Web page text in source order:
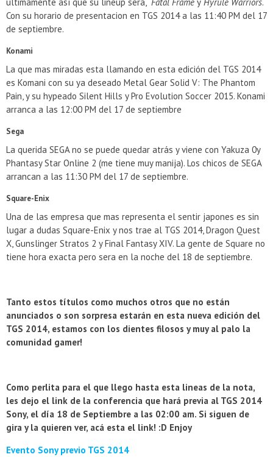
Con su horario de presentacion en TGS 2014 a las 11:40 PM del 17
de septiembre.
Konami
La que mas miradas esta llamando en esta edición del TGS 2014
es Komani con su ya deseado Metal Gear Solid V: The Phantom
Pain, y su hypeado Silent Hills y Pro Evolution Soccer 2015. Konami
arranca a las 12:00 PM del 17 de septiembre
Sega
La querida SEGA no se puede quedar atrás y viene con Yakuza 0y
Phantasy Star Online 2 (me tiene muy manija). Los chicos de SEGA
arrancan a las 11:30 PM del 17 de septiembre.
Square-Enix
Una de las empresa que mas representa el sentir japones es sin
lugar a dudas Square-Enix y nos trae al TGS 2014, Dragon Quest
X, Gunslinger Stratos 2 y Final Fantasy XIV. La gente de Square no
tiene hora exacta pero sera en la noche del 18 de septiembre.
Tanto estos títulos como muchos otros que no están
anunciados o son sorpresa estarán en esta nueva edición del
TGS 2014, estamos con los dientes filosos y muy al palo la
comunidad gamer!
Como perlita para el que llego hasta esta lineas de la nota,
les dejo el link de la conferencia que hará previa al TGS 2014
Sony, el día 18 de Septiembre a las 02:00 am. Si siguen de
gira y la quieren ver, acá esta el link! :D Enjoy
Evento Sony previo TGS 2014